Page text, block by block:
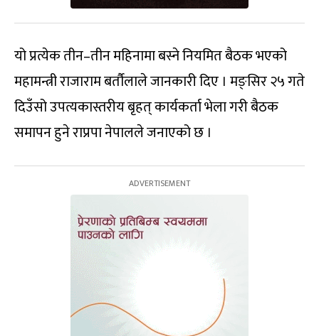
यो प्रत्येक तीन–तीन महिनामा बस्ने नियमित बैठक भएको
महामन्त्री राजाराम बर्तौलाले जानकारी दिए । मङ्सिर २५ गते
दिउँसो उपत्यकास्तरीय बृहत् कार्यकर्ता भेला गरी बैठक
समापन हुने राप्रपा नेपालले जनाएको छ ।